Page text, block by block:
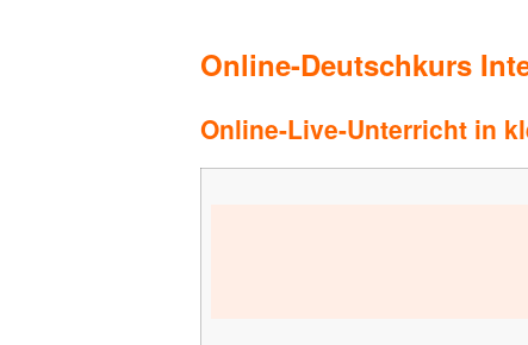
Online-Deutschkurs
Online-Live-Unterricht in